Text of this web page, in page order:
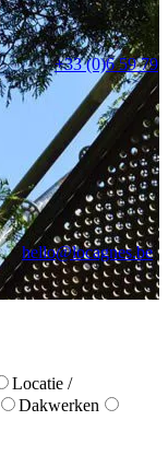
+33 (0)6 59 79
hello@locagnes.be
Locatie /
Dakwerken